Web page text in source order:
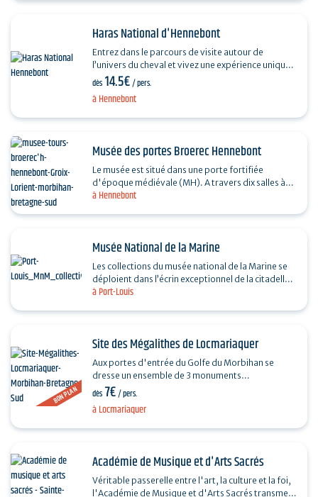
à Hennebont
Haras National d'Hennebont
Entrez dans le parcours de visite autour de
l’univers du cheval et vivez une expérience unique
sur ce site emblématique du patrimoine équestre !
dès 14.5€/ pers.
à Hennebont
Musée des portes Broerec Hennebont
Le musée est situé dans une porte fortifiée
d'époque médiévale (MH). A travers dix salles à
thème, vous découvrirez la richesse et l'histoire
à Port-Louis
Musée National de la Marine
Les collections du musée national de la Marine se
déploient dans l’écrin exceptionnel de la citadelle
de Port-Louis, véritable sentinelle de la rade…
BON PLAN
à Locmariaquer
Site des Mégalithes de Locmariaquer
Aux portes d'entrée du Golfe du Morbihan se
dresse un ensemble de 3 monuments
mégalithiques incontournables, vieux de plus de
6000 ans : le Grand Menhir…
dès 7€/ pers.
Académie de Musique et d'Arts Sacrés
Véritable passerelle entre l'art, la culture et la foi,
l'Académie de Musique et d'Arts Sacrés transmet